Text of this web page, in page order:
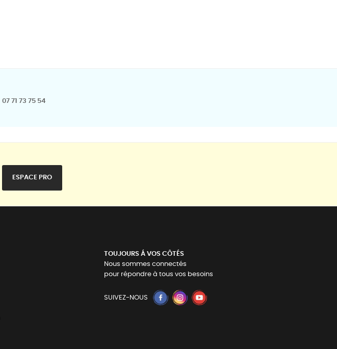
07 71 73 75 54
ESPACE PRO
TOUJOURS Á VOS CÔTÉS
Nous sommes connectés
pour répondre à tous vos besoins
SUIVEZ-NOUS